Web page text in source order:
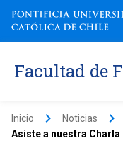
Facultad de
Inicio keyboard_arrow_right Noticias keyboard_arrow_right
Asiste a nuestra Charla